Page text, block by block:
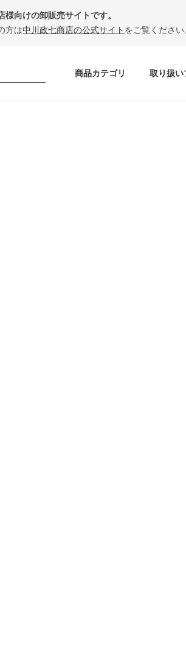
様向けの卸販売サイトです。
方は中川政七商店の公式サイト をご覧ください
商品カテゴリ 取り扱い